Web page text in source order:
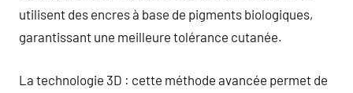
utilisent des encres à base de pigments biologiques,
garantissant une meilleure tolérance cutanée.
La technologie 3D : cette méthode avancée permet de